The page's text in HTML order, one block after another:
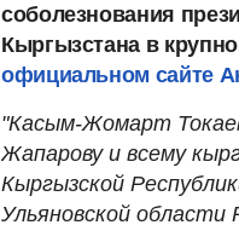
соболезнования
Кыргызстана в
официальном сайте
"Касым-Жомарт
Жапарову и всему
Кыргызской
Ульяновской области